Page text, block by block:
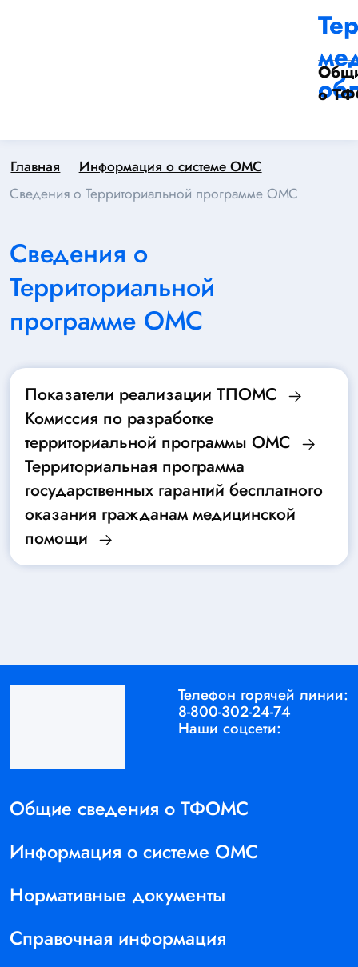
о
Главная
Информация о системе ОМС
Сведения о Территориальной программе ОМС
Сведения о
Территориальной
программе ОМС
Показатели реализации ТПОМС
Комиссия по разработке
территориальной программы ОМС
Территориальная программа
государственных гарантий бесплатного
оказания гражданам медицинской
помощи
Общие сведения о ТФОМС
Информация о системе ОМС
Нормативные документы
Справочная информация
Телефон горячей линии:
8-800-302-24-74
Наши соцсети: